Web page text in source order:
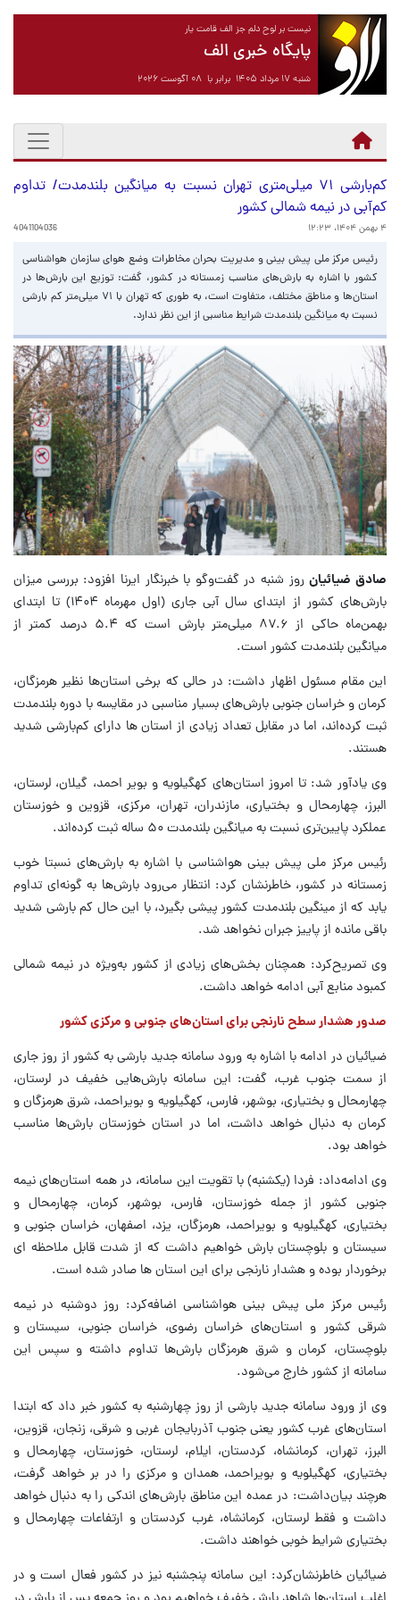
نیست بر لوح دلم جز الف قامت یار
پایگاه خبری الف
شنبه ۱۷ مرداد ۱۴۰۵ برابر با ۰۸ آگوست ۲۰۲۶
کم‌بارشی ۷۱ میلی‌متری تهران نسبت به میانگین بلندمدت/ تداوم
کم‌آبی در نیمه شمالی کشور
۴ بهمن ۱۴۰۴، ۱۲:۲۳ 4041104036
رئیس مرکز ملی پیش بینی و مدیریت بحران مخاطرات وضع هوای سازمان هواشناسی
کشور با اشاره به بارش‌های مناسب زمستانه در کشور، گفت: توزیع این بارش‌ها در
استان‌ها و مناطق مختلف، متفاوت است، به طوری که تهران با ۷۱ میلی‌متر کم بارشی
نسبت به میانگین بلندمدت شرایط مناسبی از این نظر ندارد.
صادق ضیائیانروز شنبه در گفت‌وگو با خبرنگار ایرنا افزود: بررسی میزان
بارش‌های کشور از ابتدای سال آبی جاری (اول مهرماه ۱۴۰۴) تا ابتدای
بهمن‌ماه حاکی از ۸۷.۶ میلی‌متر بارش ‌است که ۵.۴ درصد کمتر از
میانگین بلندمدت کشور است.
این مقام مسئول اظهار داشت: در حالی که برخی استان‌ها نظیر هرمزگان،
کرمان و خراسان جنوبی بارش‌های بسیار مناسبی در مقایسه با دوره بلندمدت
ثبت کرده‌اند، اما در مقابل تعداد زیادی از استان ها دارای کم‌بارشی شدید
هستند.
وی یادآور شد: تا امروز استان‌های کهگیلویه و بویر احمد، گیلان، لرستان،
البرز، چهارمحال و بختیاری، مازندران، تهران، مرکزی، قزوین و خوزستان
عملکرد پایین‌تری نسبت به میانگین بلندمدت ۵۰ ساله ثبت کرده‌اند.
رئیس مرکز ملی پیش بینی هواشناسی با اشاره به بارش‌های نسبتا خوب
زمستانه در کشور، خاطرنشان کرد: انتظار می‌رود بارش‌ها به گونه‌ای تداوم
یابد که از مینگین بلندمدت کشور پیشی بگیرد، با این حال کم بارشی شدید
باقی مانده از پاییز جبران نخواهد شد.
وی تصریح‌کرد: همچنان بخش‌های زیادی از کشور به‌ویژه در نیمه شمالی
کمبود منابع آبی ادامه خواهد داشت.
صدور هشدار سطح نارنجی برای استان‌های جنوبی و مرکزی کشور
ضیائیان در ادامه با اشاره به ورود سامانه جدید بارشی به کشور از روز جاری
از سمت جنوب غرب، گفت: این سامانه بارش‌هایی خفیف در لرستان،
چهارمحال و بختیاری، بوشهر، فارس، کهگیلویه و بویراحمد، شرق هرمزگان و
کرمان به دنبال خواهد داشت، اما در استان خوزستان بارش‌ها مناسب
خواهد بود.
وی ادامه‌داد: فردا (یکشنبه) با تقویت این سامانه، در همه استان‌های نیمه
جنوبی کشور از جمله خوزستان، فارس، بوشهر، کرمان، چهارمحال و
بختیاری، کهگیلویه و بویراحمد، هرمزگان، یزد، اصفهان، خراسان جنوبی و
سیستان و بلوچستان بارش خواهیم داشت که از شدت قابل ملاحظه ای
برخوردار بوده و هشدار نارنجی برای این استان ها صادر شده است.
رئیس مرکز ملی پیش بینی هواشناسی اضافه‌کرد: روز دوشنبه در نیمه
شرقی کشور و استان‌های خراسان رضوی، خراسان جنوبی، سیستان و
بلوچستان، کرمان و شرق هرمزگان بارش‌ها تداوم داشته و سپس این
سامانه از کشور خارج می‌شود.
وی از ورود سامانه جدید بارشی از روز چهارشنبه به کشور خبر داد که ابتدا
استان‌های غرب کشور یعنی جنوب آذربایجان غربی و شرقی، زنجان، قزوین،
البرز، تهران، کرمانشاه، کردستان، ایلام، لرستان، خوزستان، چهارمحال و
بختیاری، کهگیلویه و بویراحمد، همدان و مرکزی را در بر خواهد گرفت،
هرچند بیان‌داشت: در عمده این مناطق بارش‌های اندکی را به دنبال خواهد
داشت و فقط لرستان، کرمانشاه، غرب کردستان و ارتفاعات چهارمحال و
بختیاری شرایط خوبی خواهند داشت.
ضیائیان خاطرنشان‌کرد: این سامانه پنجشنبه نیز در کشور فعال است و در